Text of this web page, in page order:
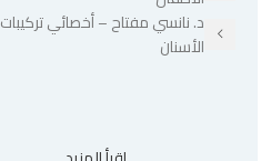
د. نانسي مفتاح – أخصائي تركيبات
الأسنان